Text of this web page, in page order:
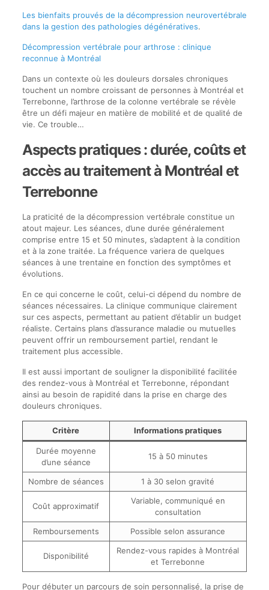
Les bienfaits prouvés de la décompression neurovertébrale
dans la gestion des pathologies dégénératives.
Décompression vertébrale pour arthrose : clinique
reconnue à Montréal
Dans un contexte où les douleurs dorsales chroniques
touchent un nombre croissant de personnes à Montréal et
Terrebonne, l’arthrose de la colonne vertébrale se révèle
être un défi majeur en matière de mobilité et de qualité de
vie. Ce trouble…
Aspects pratiques : durée, coûts et
accès au traitement à Montréal et
Terrebonne
La praticité de la décompression vertébrale constitue un
atout majeur. Les séances, d’une durée généralement
comprise entre 15 et 50 minutes, s’adaptent à la condition
et à la zone traitée. La fréquence variera de quelques
séances à une trentaine en fonction des symptômes et
évolutions.
En ce qui concerne le coût, celui-ci dépend du nombre de
séances nécessaires. La clinique communique clairement
sur ces aspects, permettant au patient d’établir un budget
réaliste. Certains plans d’assurance maladie ou mutuelles
peuvent offrir un remboursement partiel, rendant le
traitement plus accessible.
Il est aussi important de souligner la disponibilité facilitée
des rendez-vous à Montréal et Terrebonne, répondant
ainsi au besoin de rapidité dans la prise en charge des
douleurs chroniques.
Critère Informations pratiques
Durée moyenne
d’une séance
15 à 50 minutes
Nombre de séances 1 à 30 selon gravité
Coût approximatif
Variable, communiqué en
consultation
Remboursements
Possible selon assurance
Disponibilité
Rendez-vous rapides à Montréal
et Terrebonne
Pour débuter un parcours de soin personnalisé, la prise de